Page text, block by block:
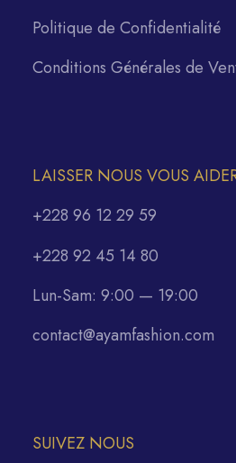
Politique de Confidentialité
Conditions Générales de
LAISSER NOUS VOUS
+228 96 12 29 59
+228 92 45 14 80
Lun-Sam: 9:00 — 19:00
contact@ayamfashion.com
SUIVEZ NOUS